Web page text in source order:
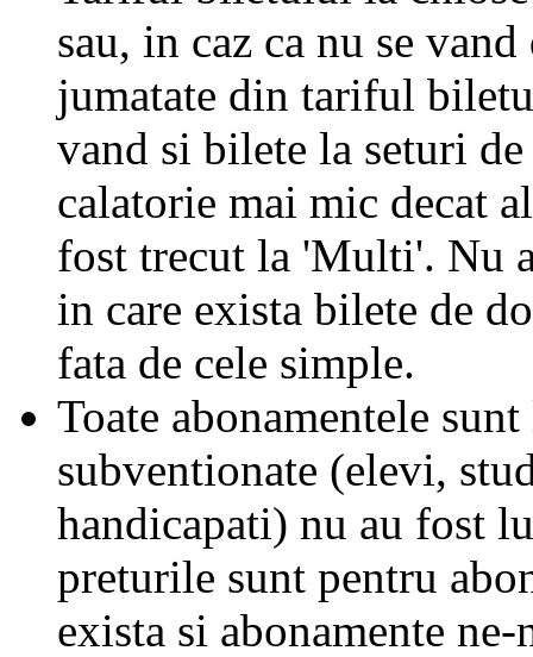
sau, in caz ca nu se
jumatate din tariful
vand si bilete la seturi
calatorie mai mic decat
fost trecut la 'Multi'. Nu
in care exista bilete de
fata de cele simple.
Toate abonamentele
subventionate (elevi,
handicapati) nu au fost
preturile sunt pentru
exista si abonamente